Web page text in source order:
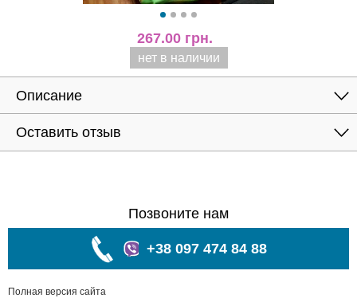
267.00 грн.
нет в наличии
Описание
Оставить отзыв
Позвоните нам
+38 097 474 84 88
Полная версия сайта